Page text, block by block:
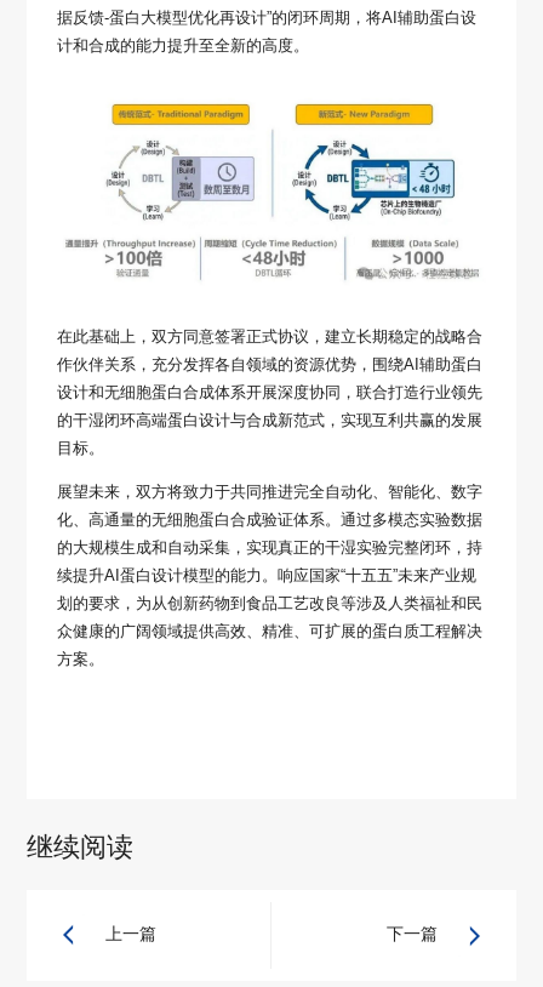
据反馈-蛋白大模型优化再设计”的闭环周期，将AI辅助蛋白设
计和合成的能力提升至全新的高度。
在此基础上，双方同意签署正式协议，建立长期稳定的战略合
作伙伴关系，充分发挥各自领域的资源优势，围绕AI辅助蛋白
设计和无细胞蛋白合成体系开展深度协同，联合打造行业领先
的干湿闭环高端蛋白设计与合成新范式，实现互利共赢的发展
目标。
展望未来，双方将致力于共同推进完全自动化、智能化、数字
化、高通量的无细胞蛋白合成验证体系。通过多模态实验数据
的大规模生成和自动采集，实现真正的干湿实验完整闭环，持
续提升AI蛋白设计模型的能力。响应国家“十五五”未来产业规
划的要求，为从创新药物到食品工艺改良等涉及人类福祉和民
众健康的广阔领域提供高效、精准、可扩展的蛋白质工程解决
方案。
继续阅读
上一篇 下一篇